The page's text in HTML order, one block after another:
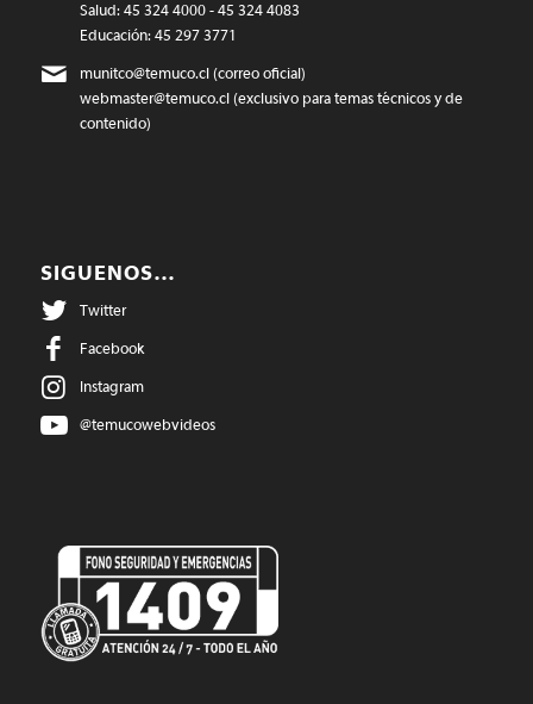
Salud: 45 324 4000 - 45 324 4083
Educación: 45 297 3771
munitco@temuco.cl(correo oficial)
webmaster@temuco.cl(exclusivo para temas técnicos y de
contenido)
SIGUENOS…
Twitter
Facebook
Instagram
@temucowebvideos